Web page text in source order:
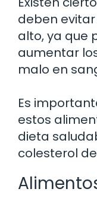
deben
alto, ya que
aumentar
malo en
Es
estos
dieta
colesterol